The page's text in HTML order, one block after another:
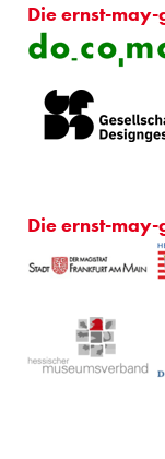
Die ernst-
Die ernst-